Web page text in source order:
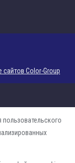
Color-Group